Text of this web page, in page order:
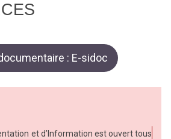
: E-sidoc
et d’Information est ouvert tous